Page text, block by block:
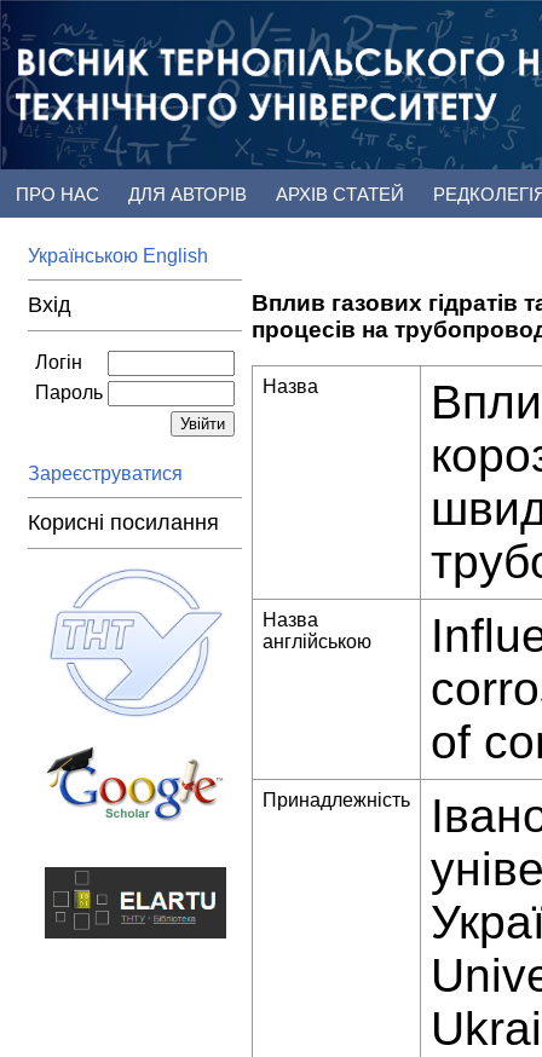
ПРО НАС ДЛЯ АВТОРІВ АРХІВ СТАТЕЙ
Українською English
Вхід
Логін
Пароль
Зареєструватися
Корисні посилання
Вплив газових гідратів
процесів на
Назва
Назва
англійською
of
Принадлежність